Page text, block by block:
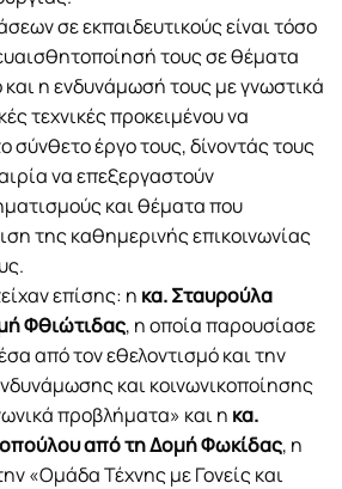
σε εκπαιδευτικούς είναι τόσο
τους σε θέματα
και η ενδυνάμωσή τους με γνωστικά
τεχνικές προκειμένου να
σύνθετο έργο τους, δίνοντάς τους
να επεξεργαστούν
και θέματα που
της καθημερινής επικοινωνίας
επίσης: η κα. Σταυρούλα
Φθιώτιδας, η οποία παρουσίασε
από τον εθελοντισμό και την
και κοινωνικοποίησης
προβλήματα» και η κα.
από τη Δομή Φωκίδας, η
«Ομάδα Τέχνης με Γονείς και